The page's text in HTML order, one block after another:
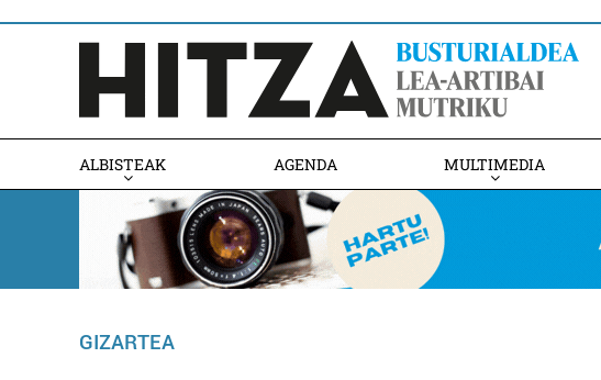
ALBISTEAK AGENDA MULTIMEDIA
GIZARTEA